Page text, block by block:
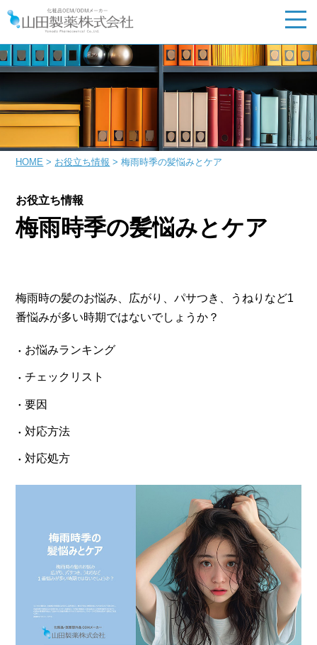
HOME > お役立ち情報 > 梅雨時季の髪悩みとケア
お役立ち情報
梅雨時季の髪悩みとケア
梅雨時の髪のお悩み、広がり、パサつき、うねりなど1
番悩みが多い時期ではないでしょうか？
お悩みランキング
チェックリスト
要因
対応方法
対応処方